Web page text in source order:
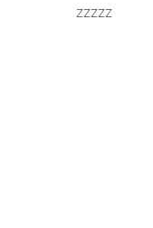
zzzzz